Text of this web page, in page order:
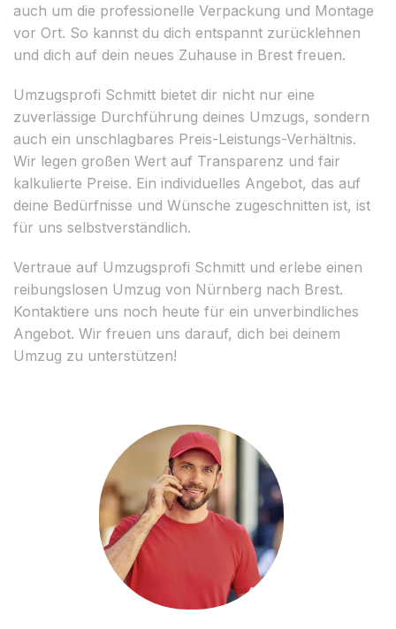
auch um die professionelle Verpackung und Montage
vor Ort. So kannst du dich entspannt zurücklehnen
und dich auf dein neues Zuhause in Brest freuen.
Umzugsprofi Schmitt bietet dir nicht nur eine
zuverlässige Durchführung deines Umzugs, sondern
auch ein unschlagbares Preis-Leistungs-Verhältnis.
Wir legen großen Wert auf Transparenz und fair
kalkulierte Preise. Ein individuelles Angebot, das auf
deine Bedürfnisse und Wünsche zugeschnitten ist, ist
für uns selbstverständlich.
Vertraue auf Umzugsprofi Schmitt und erlebe einen
reibungslosen Umzug von Nürnberg nach Brest.
Kontaktiere uns noch heute für ein unverbindliches
Angebot. Wir freuen uns darauf, dich bei deinem
Umzug zu unterstützen!